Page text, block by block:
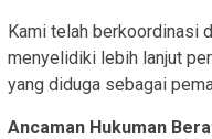
Kami telah berkoordinasi
menyelidiki lebih lanjut
yang diduga sebagai
Ancaman Hukuman